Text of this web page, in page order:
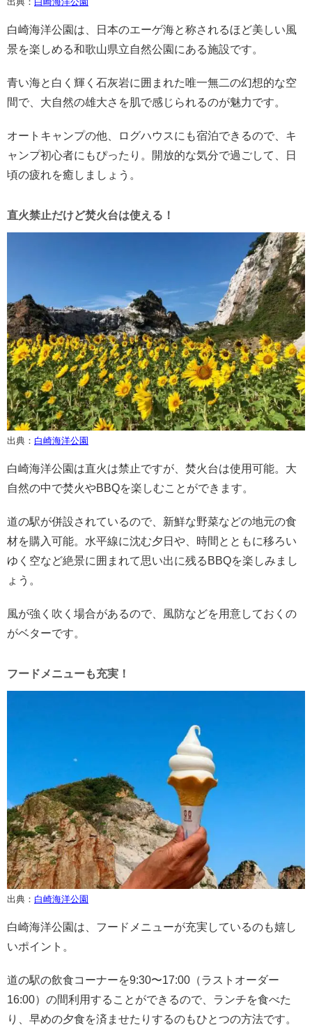
白崎海洋公園は、日本のエーゲ海と称されるほど美しい風
景を楽しめる和歌山県立自然公園にある施設です。
青い海と白く輝く石灰岩に囲まれた唯一無二の幻想的な空
間で、大自然の雄大さを肌で感じられるのが魅力です。
オートキャンプの他、ログハウスにも宿泊できるので、キ
ャンプ初心者にもぴったり。開放的な気分で過ごして、日
頃の疲れを癒しましょう。
直火禁止だけど焚火台は使える！
出典： 白崎海洋公園
白崎海洋公園は直火は禁止ですが、焚火台は使用可能。大
自然の中で焚火やBBQを楽しむことができます。
道の駅が併設されているので、新鮮な野菜などの地元の食
材を購入可能。水平線に沈む夕日や、時間とともに移ろい
ゆく空など絶景に囲まれて思い出に残るBBQを楽しみまし
ょう。
風が強く吹く場合があるので、風防などを用意しておくの
がベターです。
フードメニューも充実！
出典： 白崎海洋公園
白崎海洋公園は、フードメニューが充実しているのも嬉し
いポイント。
道の駅の飲食コーナーを9:30〜17:00（ラストオーダー
16:00）の間利用することができるので、ランチを食べた
り、早めの夕食を済ませたりするのもひとつの方法です。